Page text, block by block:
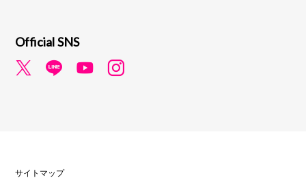
Official SNS
サイトマップ